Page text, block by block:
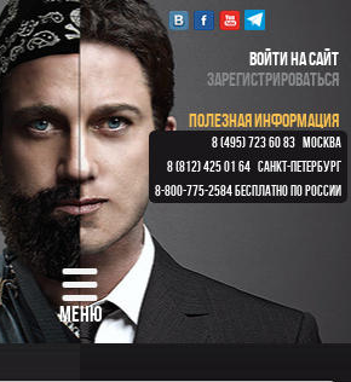
МЕНЮ
ВОЙТИ НА САЙТ
ЗАРЕГИСТРИРОВАТЬСЯ
ПОЛЕЗНАЯ ИНФОРМАЦИЯ
8 (495) 723 60 83 МОСКВА
8 (812) 425 01 64 САНКТ-ПЕТЕРБУРГ
8-800-775-2584 БЕСПЛАТНО ПО РОССИИ